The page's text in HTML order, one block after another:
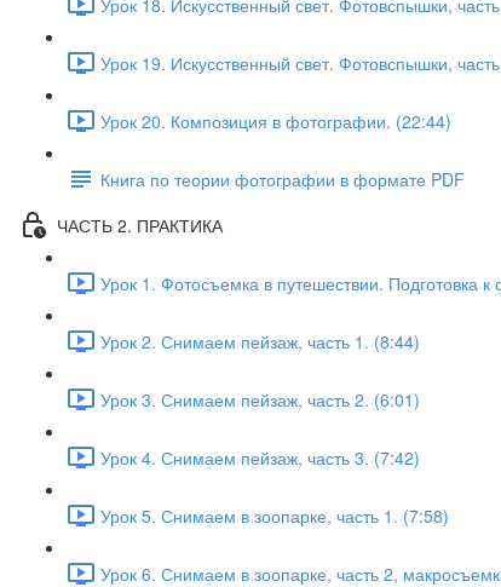
Урок 19. Искусственный свет. Фотовспышки,
Урок 20. Композиция в фотографии. (22:44)
Книга по теории фотографии в формате PDF
ЧАСТЬ 2. ПРАКТИКА
Урок 1. Фотосъемка в путешествии. Подготовка
Урок 2. Снимаем пейзаж, часть 1. (8:44)
Урок 3. Снимаем пейзаж, часть 2. (6:01)
Урок 4. Снимаем пейзаж, часть 3. (7:42)
Урок 5. Снимаем в зоопарке, часть 1. (7:58)
Урок 6. Снимаем в зоопарке, часть 2,